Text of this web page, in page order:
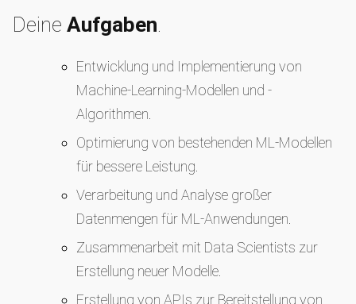
Deine Aufgaben.
Entwicklung und Implementierung von
Machine-Learning-Modellen und -
Algorithmen.
Optimierung von bestehenden ML-Modellen
für bessere Leistung.
Verarbeitung und Analyse großer
Datenmengen für ML-Anwendungen.
Zusammenarbeit mit Data Scientists zur
Erstellung neuer Modelle.
Erstellung von APIs zur Bereitstellung von